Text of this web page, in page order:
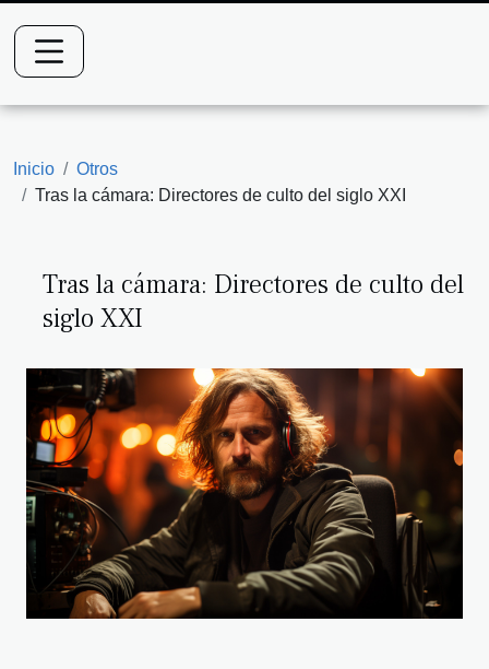
Inicio
Otros
Tras la cámara: Directores de culto del siglo XXI
Tras la cámara: Directores de culto del
siglo XXI